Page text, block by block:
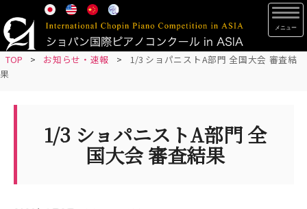
k
p
t
TOP > お知らせ・速報 >
1/3 ショパニストA部門 全国大会 審査結
果
1/3 ショパニストA部門 全
国大会 審査結果